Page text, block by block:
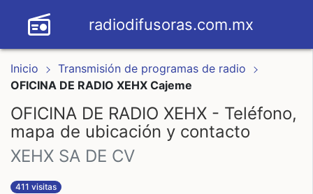
radiodifusoras.com.mx
Inicio
Transmisión de programas de radio
OFICINA DE RADIO XEHX Cajeme
OFICINA DE RADIO XEHX - Teléfono,
mapa de ubicación y contacto
XEHX SA DE CV
411 visitas